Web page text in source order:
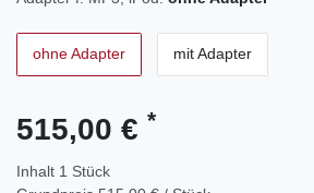
ohne Adapter mit Adapter
515,00 € *
Inhalt 1 Stück